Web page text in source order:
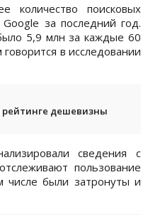
количество поисковых
за последний год.
5,9 млн за каждые 60
в исследовании
рейтинге дешевизны
сведения с
пользование
числе были затронуты и